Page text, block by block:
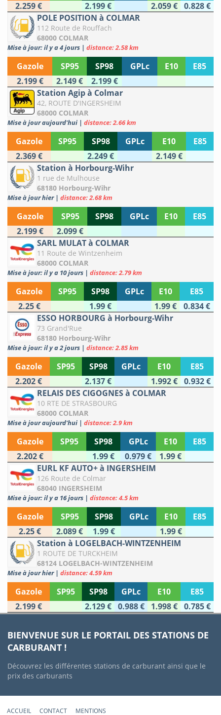
2.259 €
2.199 € 2.059 €
0.828 €
POLE POSITION à COLMAR
112 Route de Rouffach
68000 COLMAR
Mise à jour: il y a 4 jours | distance: 2.58 km
Gazole SP95 SP98 GPLc E10
E85
2.199 €
2.149 €
2.199 €
Station Agip à Colmar
42, ROUTE D'INGERSHEIM
68000 COLMAR
Mise à jour aujourd'hui | distance: 2.66 km
Gazole SP95 SP98 GPLc E10
E85
2.369 €
2.249 €
2.149 €
Station à Horbourg-Wihr
1 rue de Mulhouse
68180 Horbourg-Wihr
Mise à jour hier | distance: 2.68 km
Gazole SP95 SP98 GPLc E10
E85
2.199 €
2.099 €
SARL MULAT à COLMAR
11 Route de Wintzenheim
68000 COLMAR
Mise à jour: il y a 10 jours | distance: 2.79 km
Gazole SP95 SP98 GPLc E10
E85
2.25 €
1.99 € 1.99 €
0.834 €
ESSO HORBOURG à Horbourg-Wihr
73 Grand'Rue
68180 Horbourg-Wihr
Mise à jour: il y a 2 jours | distance: 2.85 km
Gazole SP95 SP98 GPLc E10
E85
2.202 €
2.137 € 1.992 €
0.932 €
RELAIS DES CIGOGNES à COLMAR
10 RTE DE STRASBOURG
68000 COLMAR
Mise à jour aujourd'hui | distance: 2.9 km
Gazole SP95 SP98 GPLc E10
E85
2.202 €
1.99 € 0.979 €
1.99 €
EURL KF AUTO+ à INGERSHEIM
126 Route de Colmar
68040 INGERSHEIM
Mise à jour: il y a 16 jours | distance: 4.5 km
Gazole SP95 SP98 GPLc E10
E85
2.25 €
2.089 € 1.99 €
1.99 €
Station à LOGELBACH-WINTZENHEIM
1 ROUTE DE TURCKHEIM
68124 LOGELBACH-WINTZENHEIM
Mise à jour hier | distance: 4.59 km
Gazole SP95 SP98 GPLc E10
E85
2.199 €
2.129 € 0.988 € 1.998 € 0.785 €
BIENVENUE SUR LE PORTAIL DES STATIONS DE
CARBURANT !
Découvrez les différentes stations de carburant ainsi que le
prix des carburants
ACCUEIL CONTACT MENTIONS